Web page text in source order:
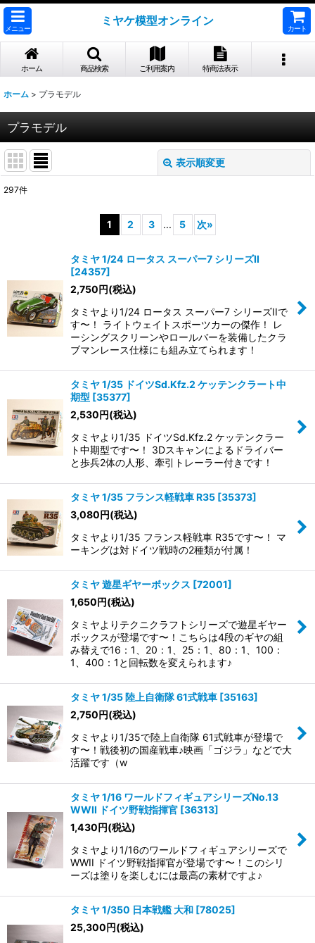
メニュー
ミヤケ模型オンライン
カート
ホーム 商品検索 ご利用案内 特商法表示
ホーム > プラモデル
プラモデル
表示順変更
サブカテゴリ
並び順:
絞り込む
297件
1 2 3 ... 5 次»
タミヤ 1/24 ロータス スーパー7 シリーズII
[24357]
2,750円(税込)
タミヤより1/24 ロータス スーパー7 シリーズIIで
す〜！ ライトウェイトスポーツカーの傑作！ レ
ーシングスクリーンやロールバーを装備したクラ
ブマンレース仕様にも組み立てられます！
タミヤ 1/35 ドイツSd.Kfz.2 ケッテンクラート中
期型 [35377]
2,530円(税込)
タミヤより1/35 ドイツSd.Kfz.2 ケッテンクラー
ト中期型です〜！ 3Dスキャンによるドライバー
と歩兵2体の人形、牽引トレーラー付きです！
タミヤ 1/35 フランス軽戦車 R35 [35373]
3,080円(税込)
タミヤより1/35 フランス軽戦車 R35です〜！ マ
ーキングは対ドイツ戦時の2種類が付属！
タミヤ 遊星ギヤーボックス [72001]
1,650円(税込)
タミヤよりテクニクラフトシリーズで遊星ギヤー
ボックスが登場です〜！こちらは4段のギヤの組
み替えで16：1、20：1、25：1、80：1、100：
1、400：1と回転数を変えられます♪
タミヤ 1/35 陸上自衛隊 61式戦車 [35163]
2,750円(税込)
タミヤより1/35で陸上自衛隊 61式戦車が登場で
す〜！戦後初の国産戦車♪映画「ゴジラ」などで大
活躍です（w
タミヤ 1/16 ワールドフィギュアシリーズNo.13
WWII ドイツ野戦指揮官 [36313]
1,430円(税込)
タミヤより1/16のワールドフィギュアシリーズで
WWII ドイツ野戦指揮官が登場です〜！このシリ
ーズは塗りを楽しむには最高の素材ですよ♪
タミヤ 1/350 日本戦艦 大和 [78025]
25,300円(税込)